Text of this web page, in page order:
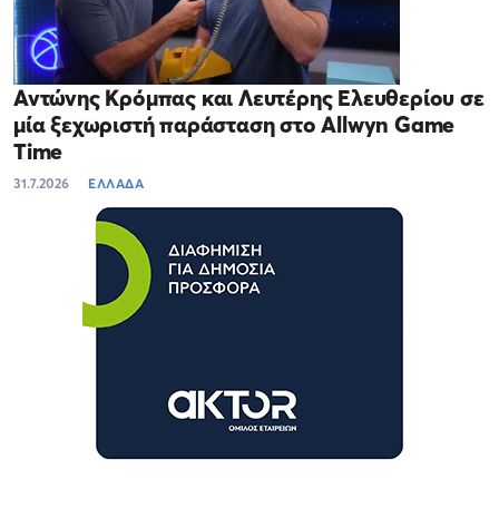
Αντώνης Κρόμπας και Λευτέρης Ελευθερίου σε
μία ξεχωριστή παράσταση στο Allwyn Game
Time
31.7.2026 ΕΛΛΑΔΑ